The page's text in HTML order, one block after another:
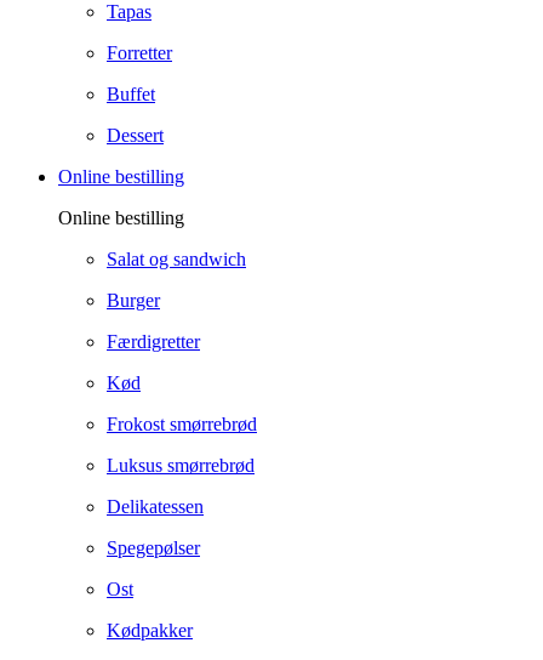
Tapas
Forretter
Buffet
Dessert
Online bestilling
Online bestilling
Salat og sandwich
Burger
Færdigretter
Kød
Frokost smørrebrød
Luksus smørrebrød
Delikatessen
Spegepølser
Ost
Kødpakker